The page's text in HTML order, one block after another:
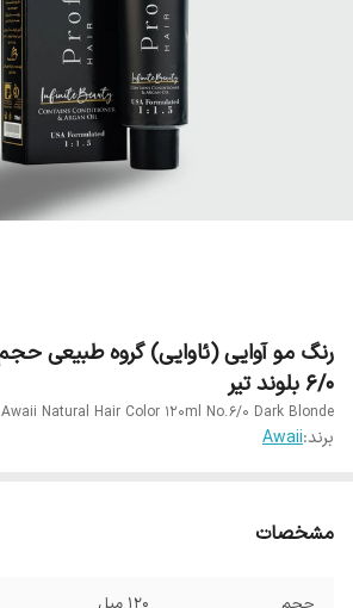
6/0 بلوند تیر
Awaii Natural Hair Color 120ml No.6/0 Dark Blonde
برند:Awaii
مشخصات